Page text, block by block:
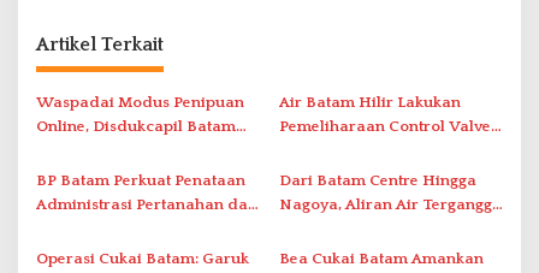
a
s
i
p
o
s
Artikel Terkait
Waspadai Modus Penipuan
Online, Disdukcapil Batam
Tatap Muka
Air Batam Hilir Lakukan
Pemeliharaan Control Valve,
BP Batam Perkuat Penataan
Administrasi Pertanahan dan
Dari Batam Centre Hingga
Nagoya, Aliran Air Terganggu
Duriangkang
Operasi Cukai Batam: Garuk
Bea Cukai Batam Amankan